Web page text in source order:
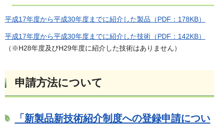
平成17年度から平成30年度までに紹介した製品（PDF：178KB）
平成17年度から平成30年度までに紹介した技術（PDF：142KB）
（※H28年度及びH29年度に紹介した技術はありません）
申請方法について
「新製品新技術紹介制度への登録申請につい